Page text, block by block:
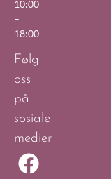
10:00
–
18:00
Følg
oss
på
sosiale
medier